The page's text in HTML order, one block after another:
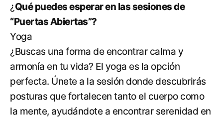
¿Qué puedes esperar en las sesiones de
“Puertas Abiertas”?
Yoga
¿Buscas una forma de encontrar calma y
armonía en tu vida? El yoga es la opción
perfecta. Únete a la sesión donde descubrirás
posturas que fortalecen tanto el cuerpo como
la mente, ayudándote a encontrar serenidad en